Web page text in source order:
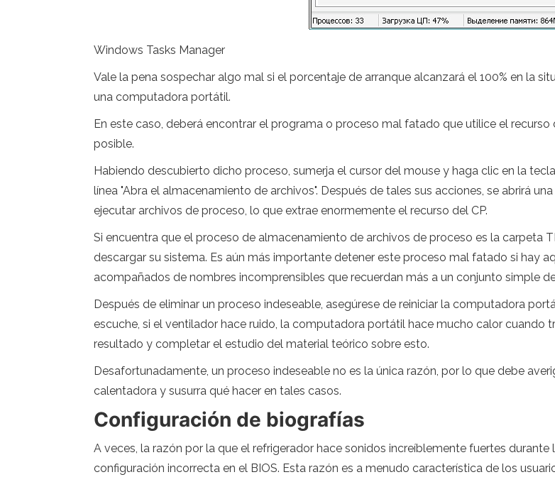
Windows Tasks Manager
Vale la pena sospechar algo mal si el porcentaje de arranque alcanzará el 100% en la
una computadora portátil.
En este caso, deberá encontrar el programa o proceso mal fatado que utilice el
posible.
Habiendo descubierto dicho proceso, sumerja el cursor del mouse y haga clic en la
línea "Abra el almacenamiento de archivos". Después de tales sus acciones, se abrirá
ejecutar archivos de proceso, lo que extrae enormemente el recurso del CP.
Si encuentra que el proceso de almacenamiento de archivos de proceso es la carpeta
descargar su sistema. Es aún más importante detener este proceso mal fatado si hay
acompañados de nombres incomprensibles que recuerdan más a un conjunto simple
Después de eliminar un proceso indeseable, asegúrese de reiniciar la computadora
escuche, si el ventilador hace ruido, la computadora portátil hace mucho calor cuando
resultado y completar el estudio del material teórico sobre esto.
Desafortunadamente, un proceso indeseable no es la única razón, por lo que debe
calentadora y susurra qué hacer en tales casos.
Configuración de biografías
A veces, la razón por la que el refrigerador hace sonidos increíblemente fuertes
configuración incorrecta en el BIOS. Esta razón es a menudo característica de los